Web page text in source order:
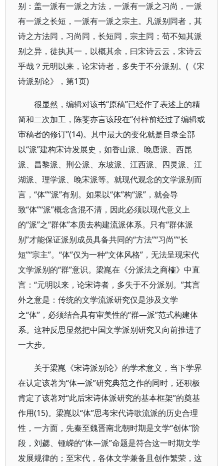
别：盖一派有一派之方法，一派有一派之习尚，一派
有一派之长短，一派有一派之宗主。凡派别同者，其
诗之方法同，习尚同，长短同，宗主同；苟不知其派
别之异，徒执其一，以概其余，曰宋诗云云，宋诗云
乎哉？元明以来，论宋诗者，多失于不分派别。(《宋
诗派别论》，第1页)
很显然，编辑对该书“原稿”已经作了表述上的精
简和二次加工，陈斐亦言该段在“付梓前经过了编辑或
审稿者的修订”(14)。其中最大的变化就是目录全部
以“派”建构宋诗发展史，如香山派、晚唐派、西昆
派、昌黎派、荆公派、东坡派、江西派、四灵派、江
湖派、理学派、晚宋派等。就现代观念的文学派别而
言，“体”“派”有别。如果以“体”构“派”，就会导
致“体”“派”概念含混不清，因此必须以现代意义上
的“派”之“群体”本质去构建流派体系。只有“群体派
别”才能保证派别成员具备共同的“方法”“习尚”“长
短”“宗主”。“体”仅为一种“文体风格”，无法呈现宋代
文学派别的“群”意识。梁崑在《分派法之商榷》中直
言：“元明以来，论宋诗者，多失于不分派别。”其言
外之意是：传统的文学流派研究仅是涉及文学
之“体”，必须结合具有审美性的“群—派”范式构建体
系。这种反思显然把中国文学派别研究又向前推进了
一大步。
关于梁崑《宋诗派别论》的学术意义，当下学界
在认定该著为“体—派”研究典范之作的同时，还积极
肯定了该著对“此后宋诗体派研究的基本框架”的奠基
作用(15)。梁崑以“体”思考宋代诗歌流派的历史合理
性，一方面，先秦至魏晋南北朝时期是文学“创体”阶
段，刘勰、锺嵘的“体—派”命题是符合这一时期文学
发展规律的；至宋代，各体文学兼备且创作繁荣，这